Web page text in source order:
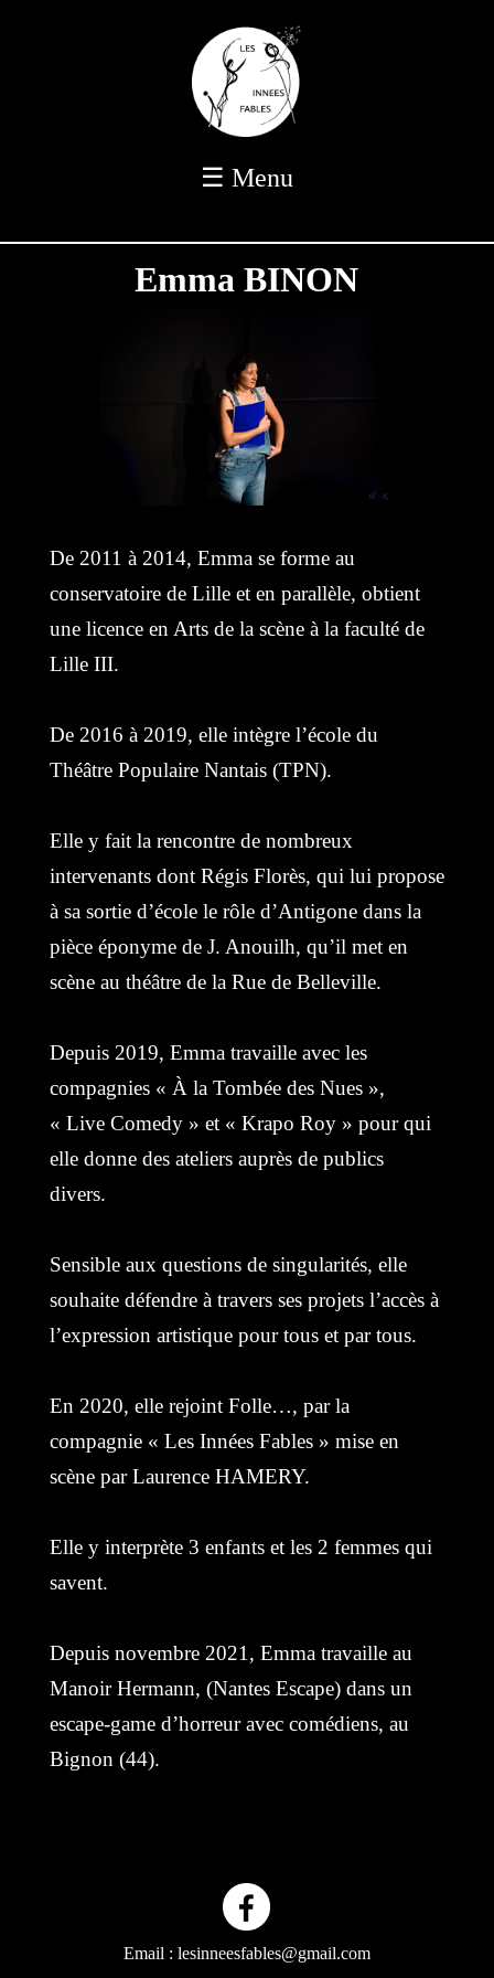
☰ Menu
Emma BINON
De 2011 à 2014, Emma se forme au
conservatoire de Lille et en parallèle, obtient
une licence en Arts de la scène à la faculté de
Lille III.
De 2016 à 2019, elle intègre l’école du
Théâtre Populaire Nantais (TPN).
Elle y fait la rencontre de nombreux
intervenants dont Régis Florès, qui lui propose
à sa sortie d’école le rôle d’Antigone dans la
pièce éponyme de J. Anouilh, qu’il met en
scène au théâtre de la Rue de Belleville.
Depuis 2019, Emma travaille avec les
compagnies « À la Tombée des Nues »,
« Live Comedy » et « Krapo Roy » pour qui
elle donne des ateliers auprès de publics
divers.
Sensible aux questions de singularités, elle
souhaite défendre à travers ses projets l’accès à
l’expression artistique pour tous et par tous.
En 2020, elle rejoint Folle…, par la
compagnie « Les Innées Fables » mise en
scène par Laurence HAMERY.
Elle y interprète 3 enfants et les 2 femmes qui
savent.
Depuis novembre 2021, Emma travaille au
Manoir Hermann, (Nantes Escape) dans un
escape-game d’horreur avec comédiens, au
Bignon (44).
Email : lesinneesfables@gmail.com